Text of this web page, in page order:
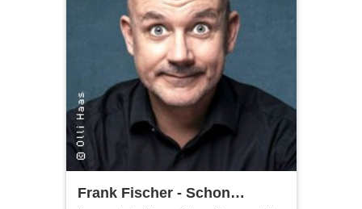
Frank Fischer - Schon